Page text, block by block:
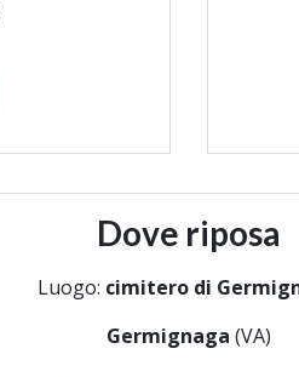
Dove riposa
Luogo: cimitero di
Germignaga (VA)